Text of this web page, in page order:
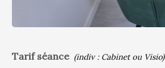
Tarif séance (indiv : Cabinet ou Visio)